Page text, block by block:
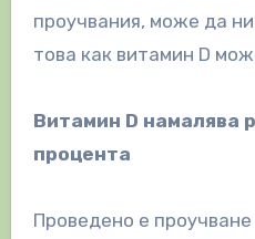
проучвания, може да
това как витамин D
Витамин D намалява
процента
Проведено е проучване